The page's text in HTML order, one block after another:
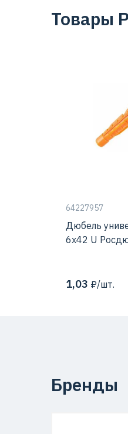
Товары
Диаметр
Исполнение
64227957
Дюбель
6х42 U
1,03 ₽/шт.
Бренды